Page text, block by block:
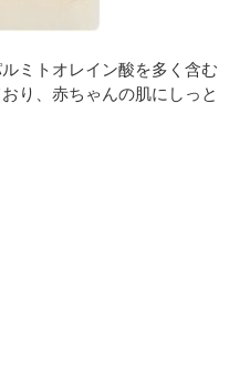
ミトオレイン酸を多く含む
り、赤ちゃんの肌にしっと